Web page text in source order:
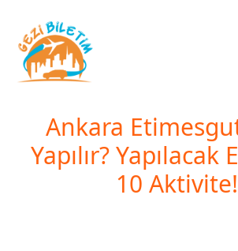
Ankara
Yapılır? Yapılacak
10 Aktivite!